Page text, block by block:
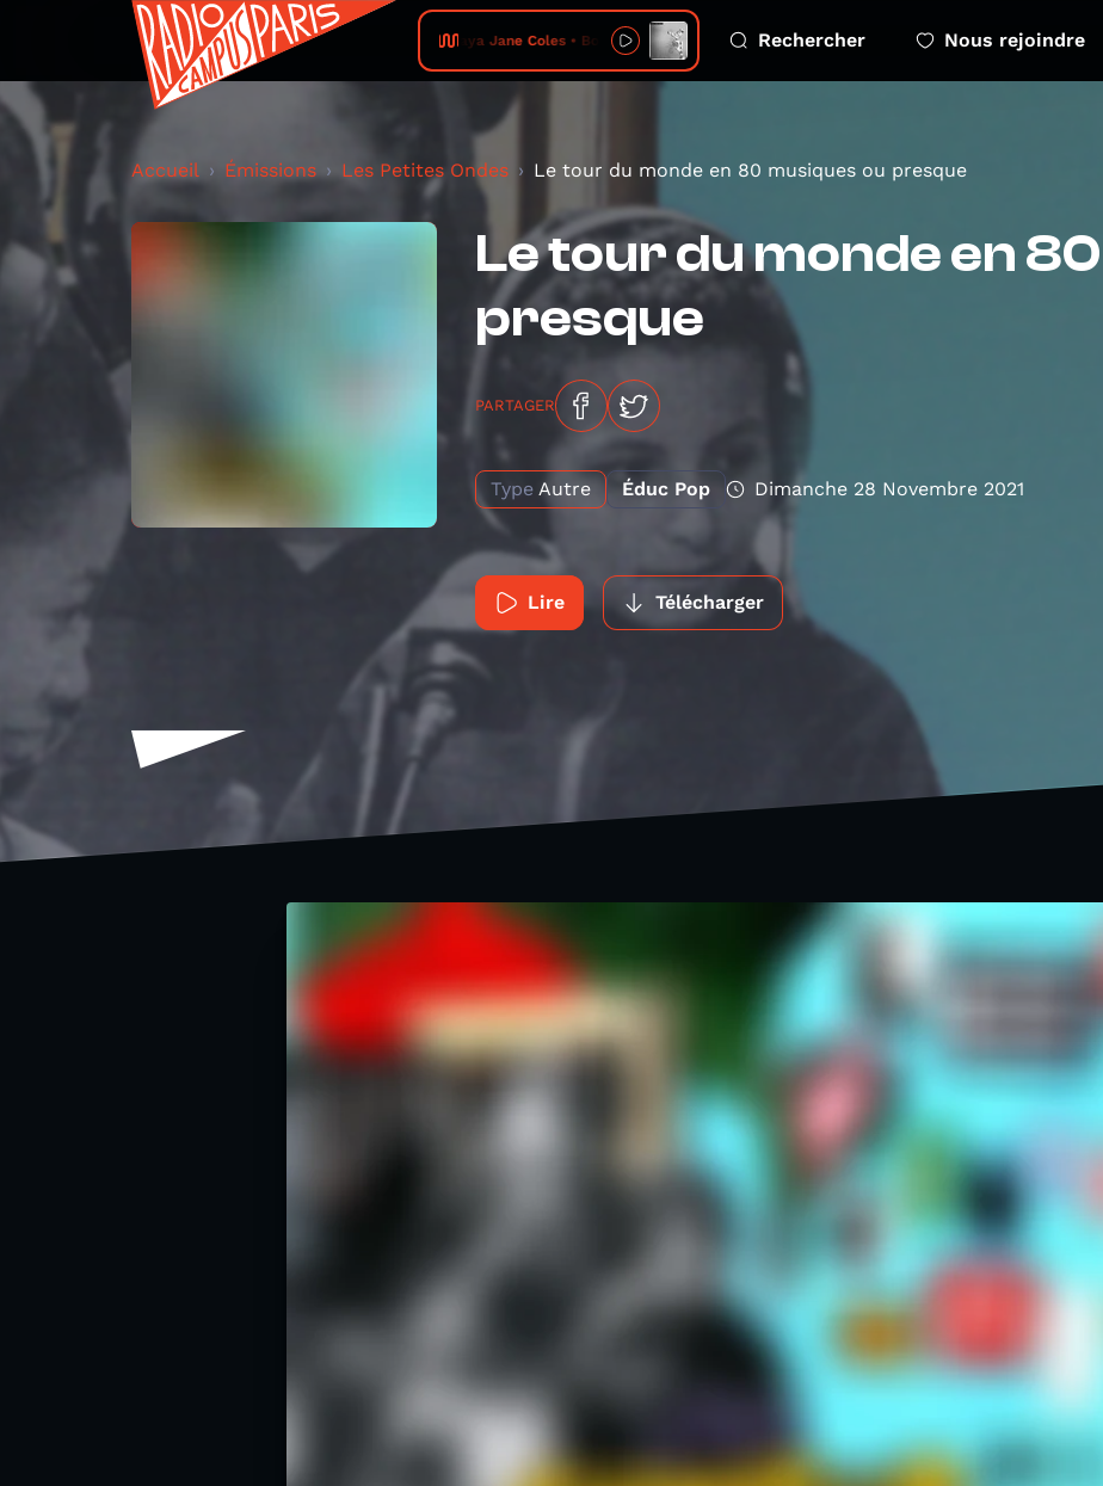
Maya Jane Coles • Bo & Wing Rechercher Nous rejoindre
Accueil Émissions Les Petites Ondes Le tour du monde en 80 musiques ou presque
Le tour du monde en
presque
PARTAGER
Type Autre Éduc Pop Dimanche 28 Novembre 2021
Lire Télécharger